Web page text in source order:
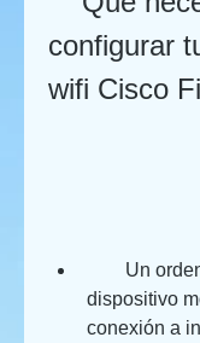
configurar
wifi Cisco
dispositivo
conexión a